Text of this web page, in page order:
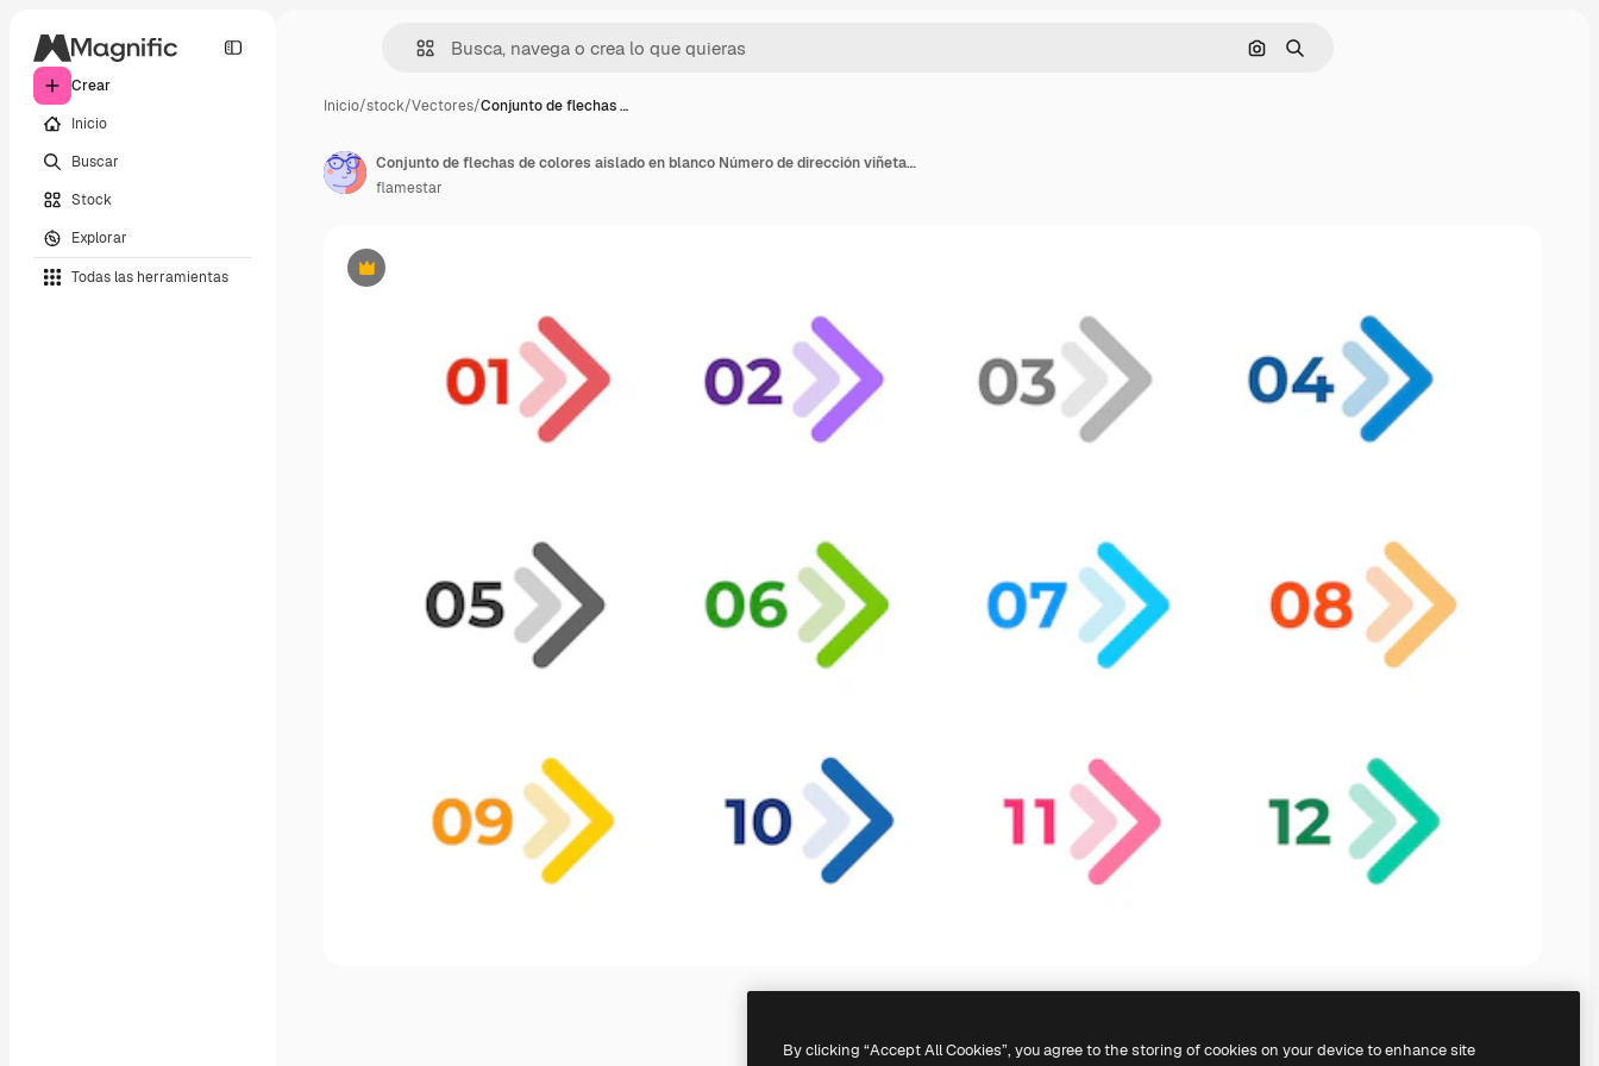
Crear
Inicio
Buscar
Stock
Explorar
Todas las herramientas
Buscar por imagen
Buscar
Inicio/stock/Vectores/Conjunto de flechas …
Premium
Conjunto de flechas de colores aislado en blanco Número de dirección viñetas de uno a doce
flamestar
By clicking “Accept All Cookies”, you agree to the storing of cookies on your device to enhance site